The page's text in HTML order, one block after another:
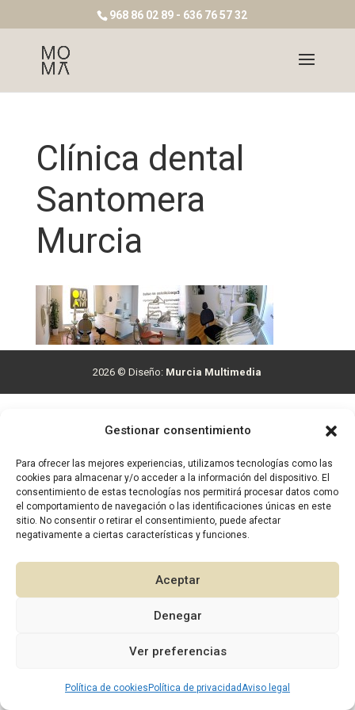
Gestionar consentimiento
Para ofrecer las mejores experiencias, utilizamos tecnologías como las
cookies para almacenar y/o acceder a la información del dispositivo. El
consentimiento de estas tecnologías nos permitirá procesar datos como
el comportamiento de navegación o las identificaciones únicas en este
sitio. No consentir o retirar el consentimiento, puede afectar
negativamente a ciertas características y funciones.
Aceptar
Denegar
Ver preferencias
Política de cookies Política de privacidadAviso legal
968 86 02 89 - 636 76 57 32
Clínica dental
Santomera
Murcia
2026 © Diseño: Murcia Multimedia